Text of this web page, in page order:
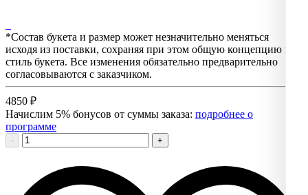
*Состав букета и размер может незначительно меняться
исходя из поставки, сохраняя при этом общую концепцию и
стиль букета. Все изменения обязательно предварительно
согласовываются с заказчиком.
4850 ₽
Начислим 5% бонусов от суммы заказа: подробнее о
программе
- +